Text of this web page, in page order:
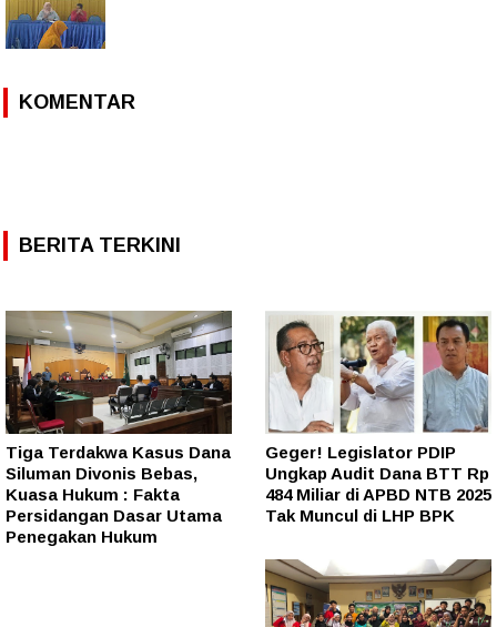
KOMENTAR
BERITA TERKINI
Tiga Terdakwa Kasus Dana
Siluman Divonis Bebas,
Kuasa Hukum : Fakta
Persidangan Dasar Utama
Penegakan Hukum
Geger! Legislator PDIP
Ungkap Audit Dana BTT Rp
484 Miliar di APBD NTB 2025
Tak Muncul di LHP BPK